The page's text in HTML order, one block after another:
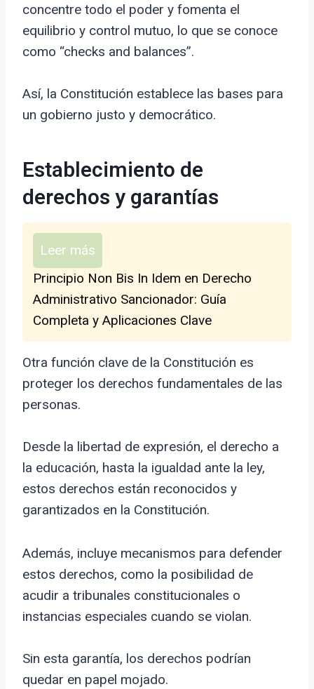
concentre todo el poder y fomenta el
equilibrio y control mutuo, lo que se conoce
como “checks and balances”.
Así, la Constitución establece las bases para
un gobierno justo y democrático.
Establecimiento de
derechos y garantías
Leer más
Principio Non Bis In Idem en Derecho
Administrativo Sancionador: Guía
Completa y Aplicaciones Clave
Otra función clave de la Constitución es
proteger los derechos fundamentales de las
personas.
Desde la libertad de expresión, el derecho a
la educación, hasta la igualdad ante la ley,
estos derechos están reconocidos y
garantizados en la Constitución.
Además, incluye mecanismos para defender
estos derechos, como la posibilidad de
acudir a tribunales constitucionales o
instancias especiales cuando se violan.
Sin esta garantía, los derechos podrían
quedar en papel mojado.